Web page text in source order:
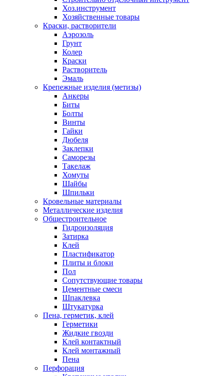
Хоз.инструмент
Хозяйственные товары
Краски, растворители
Аэрозоль
Грунт
Колер
Краски
Растворитель
Эмаль
Крепежные изделия (метизы)
Анкеры
Биты
Болты
Винты
Гайки
Дюбеля
Заклепки
Саморезы
Такелаж
Хомуты
Шайбы
Шпильки
Кровельные материалы
Металлические изделия
Общестроительное
Гидроизоляция
Затирка
Клей
Пластификатор
Плиты и блоки
Пол
Сопутствующие товары
Цементные смеси
Шпаклевка
Штукатурка
Пена, герметик, клей
Герметики
Жидкие гвозди
Клей контактный
Клей монтажный
Пена
Перфорация